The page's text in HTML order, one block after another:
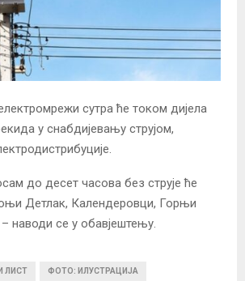
сутра ће током дијела
у снабдијевању струјом,
до десет часова без струје ће
Детлак, Календеровци, Горњи
наводи се у обавјештењу.
ЛИСТ ФОТО: ИЛУСТРАЦИЈА